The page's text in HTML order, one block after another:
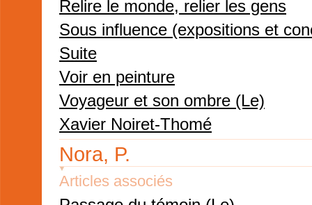
Relire le monde, relier les gens
Sous influence (expositions et
Suite
Voir en peinture
Voyageur et son ombre (Le)
Xavier Noiret-Thomé
Nora, P.
Articles associés